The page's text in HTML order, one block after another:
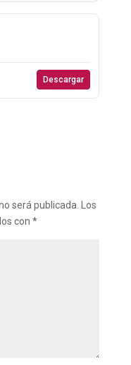
Descargar
será publicada.
Los
con *